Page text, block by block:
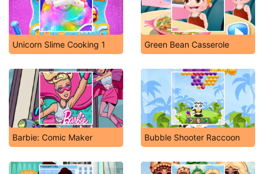
Unicorn Slime Cooking 1 Green Bean Casserole
Barbie: Comic Maker Bubble Shooter Raccoon